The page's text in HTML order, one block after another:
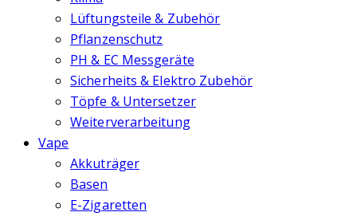
Lüftungsteile & Zubehör
Pflanzenschutz
PH & EC Messgeräte
Sicherheits & Elektro Zubehör
Töpfe & Untersetzer
Weiterverarbeitung
Vape
Akkuträger
Basen
E-Zigaretten